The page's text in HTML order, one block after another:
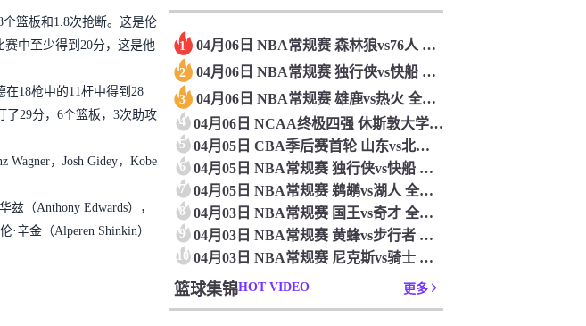
篮板和1.8次抢断。这是伦
赛中至少得到20分，这是他
18枪中的11杆中得到28
了29分，6个篮板，3次助攻
Wagner，Josh Gidey，Kobe
兹（Anthony Edwards），
·辛金（Alperen Shinkin）
1 04月06日 NBA常规赛 森林狼vs76人 全场录像
2 04月06日 NBA常规赛 独行侠vs快船 全场录像
3 04月06日 NBA常规赛 雄鹿vs热火 全场录像
4 04月06日 NCAA终极四强 休斯敦大学vs杜克大学 全场录像
5 04月05日 CBA季后赛首轮 山东vs北控 全场录像
6 04月05日 NBA常规赛 独行侠vs快船 全场录像
7 04月05日 NBA常规赛 鹈鹕vs湖人 全场录像
8 04月03日 NBA常规赛 国王vs奇才 全场录像
9 04月03日 NBA常规赛 黄蜂vs步行者 全场录像
10 04月03日 NBA常规赛 尼克斯vs骑士 全场录像
篮球集锦HOT VIDEO 更多